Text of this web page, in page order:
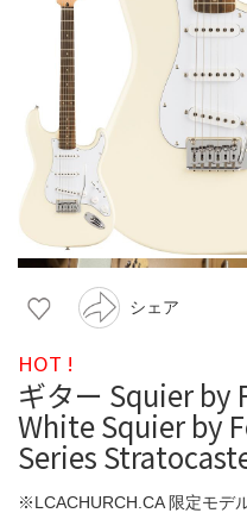
シェア
HOT !
ギター Squier
White Squier by
Series
※LCACHURCH.CA 限定モデ